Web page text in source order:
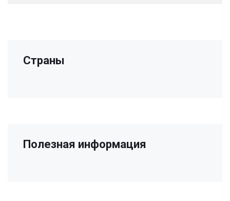
Страны
Полезная информация